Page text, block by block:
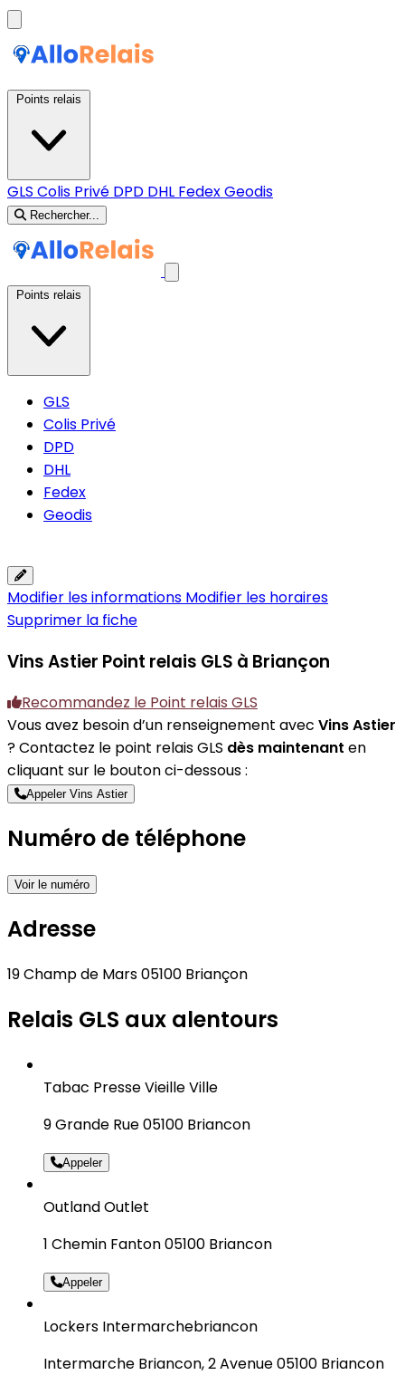
GLS Colis Privé DPD DHL FedexGeodis
Rechercher...
GLS
Colis Privé
DPD
DHL
Fedex
Geodis
Modifier les informations Modifier les horaires
Supprimer la fiche
Vins Astier Point relais GLS à Briançon
Recommandez le Point relais GLS
Vous avez besoin d’un renseignement avec Vins Astier
? Contactez le point relais GLS dès maintenant en
cliquant sur le bouton ci-dessous :
Appeler Vins Astier
Numéro de téléphone
Voir le numéro
Adresse
19 Champ de Mars 05100 Briançon
Relais GLS aux alentours
Tabac Presse Vieille Ville
9 Grande Rue 05100 Briancon
Appeler
Outland Outlet
1 Chemin Fanton 05100 Briancon
Appeler
Lockers Intermarchebriancon
Intermarche Briancon, 2 Avenue 05100 Briancon